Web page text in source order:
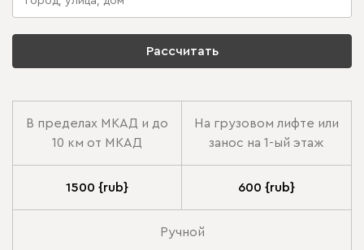
Рассчитать
В пределах МКАД и до
10 км от МКАД
На грузовом лифте или
занос на 1-ый этаж
1500 {rub} 600 {rub}
Ручной